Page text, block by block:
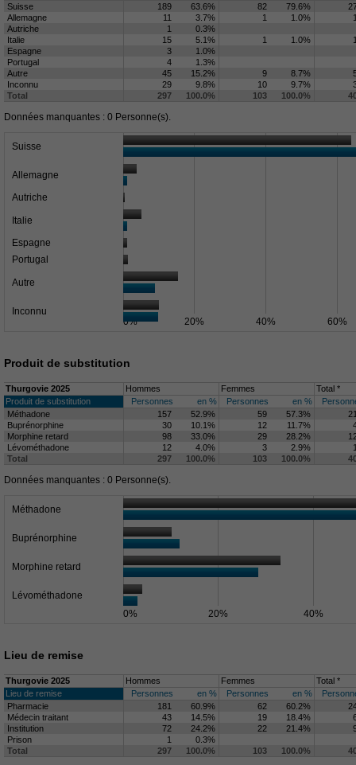
Suisse
189 63.6% 82 79.6%
Allemagne
11 3.7% 1 1.0%
Autriche
1
0.3%
Italie
15 5.1% 1 1.0%
Espagne
3
1.0%
Portugal
4
1.3%
Autre
45 15.2% 9 8.7%
Inconnu
29 9.8% 10 9.7%
Total
297 100.0% 103 100.0%
Données manquantes : 0 Personne(s).
Suisse
Allemagne
Autriche
Italie
Espagne
Portugal
Autre
Inconnu
0%
20% 40% 60%
Produit de substitution
Thurgovie 2025 Hommes Femmes
Total *
Produit de substitution
Personnes en % Personnes en %
Méthadone
157 52.9% 59 57.3%
Buprénorphine
30 10.1% 12 11.7%
Morphine retard
98 33.0% 29 28.2%
Lévométhadone
12 4.0% 3 2.9%
Total
297 100.0% 103 100.0%
Données manquantes : 0 Personne(s).
Méthadone
Buprénorphine
Morphine retard
Lévométhadone
0%
20% 40%
Lieu de remise
Thurgovie 2025 Hommes Femmes
Total *
Lieu de remise
Personnes en % Personnes en %
Pharmacie
181 60.9% 62 60.2%
Médecin traitant
43 14.5% 19 18.4%
Institution
72 24.2% 22 21.4%
Prison
1
0.3%
Total
297 100.0% 103 100.0%